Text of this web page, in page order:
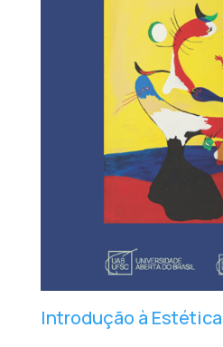
Introdução à Estética